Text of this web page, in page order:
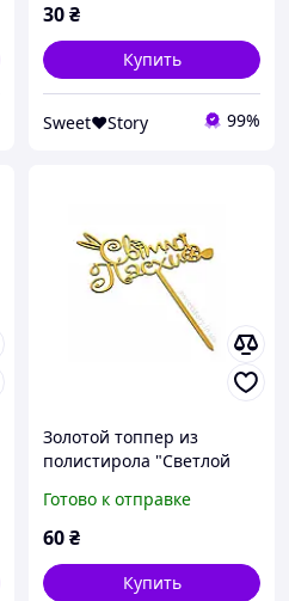
30₴
Купить
Sweet❤Story 99%
Золотой топпер из
полистирола "Светлой
Готово к отправке
60₴
Купить